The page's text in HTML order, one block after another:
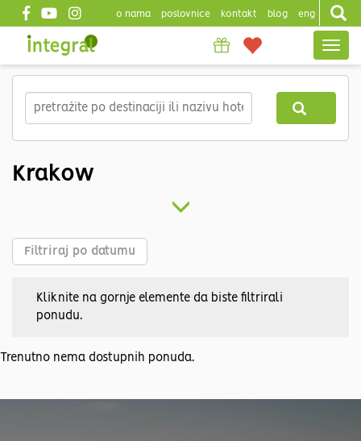
main
content
Top
o nama poslovnice kontakt blog eng
Krakow
Filtriraj po datumu
Kliknite na gornje elemente da biste filtrirali
ponudu.
Trenutno nema dostupnih ponuda.